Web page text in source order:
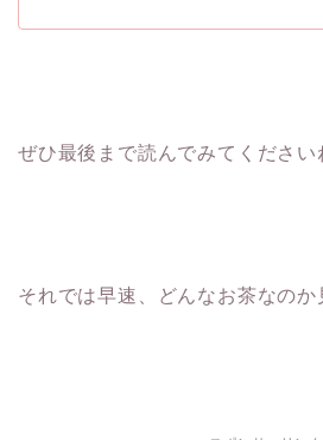
ぜひ最後まで読んでみてください
それでは早速、どんなお茶なのか